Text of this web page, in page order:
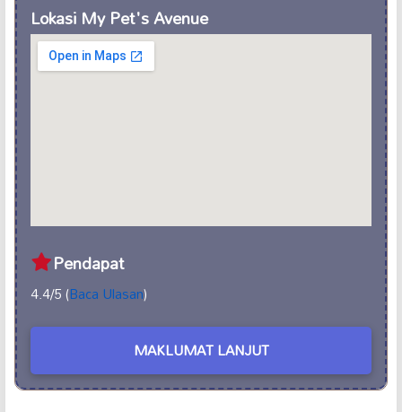
Lokasi My Pet's Avenue
Pendapat
4.4/5 (Baca Ulasan)
MAKLUMAT LANJUT